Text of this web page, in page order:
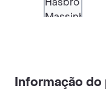
Informação